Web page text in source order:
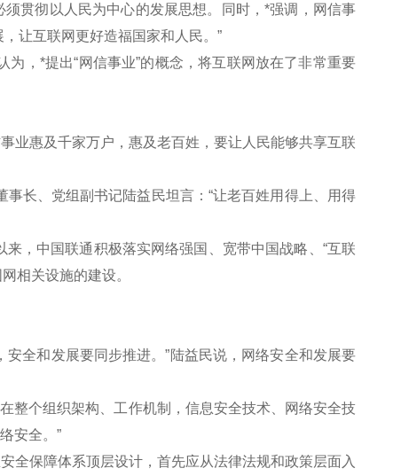
贯彻以人民为中心的发展思想。同时，*强调，网信事
让互联网更好造福国家和人民。”
，*提出“网信事业”的概念，将互联网放在了非常重要
惠及千家万户，惠及老百姓，要让人民能够共享互联
长、党组副书记陆益民坦言：“让老百姓用得上、用得
中国联通积极落实网络强国、宽带中国战略、“互联
相关设施的建设。
全和发展要同步推进。”陆益民说，网络安全和发展要
个组织架构、工作机制，信息安全技术、网络安全技
安全。”
保障体系顶层设计，首先应从法律法规和政策层面入